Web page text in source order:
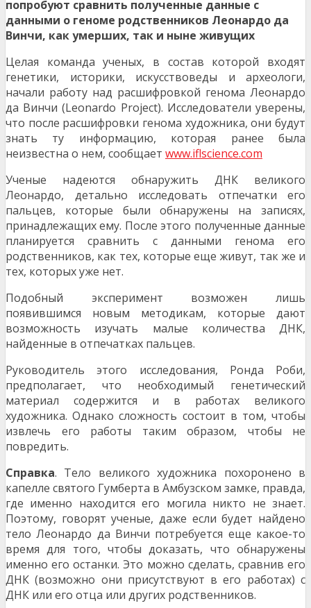
попробуют сравнить полученные данные с
данными о геноме родственников Леонардо да
Винчи, как умерших, так и ныне живущих
Целая команда ученых, в состав которой входят
генетики, историки, искусствоведы и археологи,
начали работу над расшифровкой генома Леонардо
да Винчи (Leonardo Project). Исследователи уверены,
что после расшифровки генома художника, они будут
знать ту информацию, которая ранее была
неизвестна о нем, сообщает www.iflscience.com
Ученые надеются обнаружить ДНК великого
Леонардо, детально исследовать отпечатки его
пальцев, которые были обнаружены на записях,
принадлежащих ему. После этого полученные данные
планируется сравнить с данными генома его
родственников, как тех, которые еще живут, так же и
тех, которых уже нет.
Подобный эксперимент возможен лишь
появившимся новым методикам, которые дают
возможность изучать малые количества ДНК,
найденные в отпечатках пальцев.
Руководитель этого исследования, Ронда Роби,
предполагает, что необходимый генетический
материал содержится и в работах великого
художника. Однако сложность состоит в том, чтобы
извлечь его работы таким образом, чтобы не
повредить.
Справка. Тело великого художника похоронено в
капелле святого Гумберта в Амбузском замке, правда,
где именно находится его могила никто не знает.
Поэтому, говорят ученые, даже если будет найдено
тело Леонардо да Винчи потребуется еще какое-то
время для того, чтобы доказать, что обнаружены
именно его останки. Это можно сделать, сравнив его
ДНК (возможно они присутствуют в его работах) с
ДНК или его отца или других родственников.